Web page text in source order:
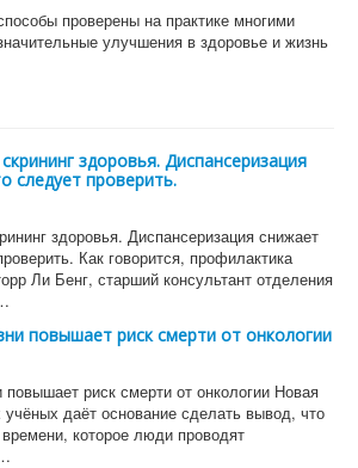
проверены на практике многими
улучшения в здоровье и жизнь
здоровья. Диспансеризация
следует проверить.
здоровья. Диспансеризация снижает
Как говорится, профилактика
Ли Бенг, старший консультант отделения
повышает риск смерти от онкологии
риск смерти от онкологии Новая
учёных даёт основание сделать вывод, что
которое люди проводят